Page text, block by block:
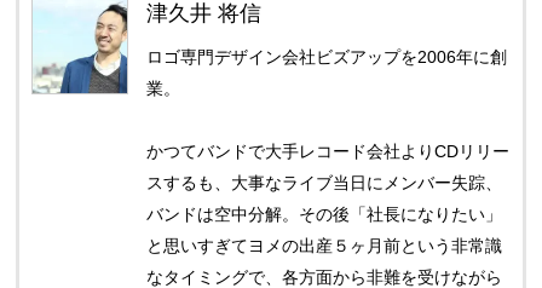
津久井 将信
ロゴ専門デザイン会社ビズアップを2006年に創
業。
かつてバンドで大手レコード会社よりCDリリー
スするも、大事なライブ当日にメンバー失踪、
バンドは空中分解。その後「社長になりたい」
と思いすぎてヨメの出産５ヶ月前という非常識
なタイミングで、各方面から非難を受けながら